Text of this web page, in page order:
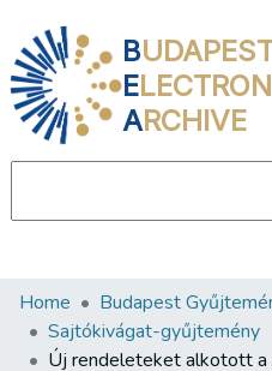
B
E
ARCHIVE
Communities & Collections
All of DSpace
Home Budapest
Sajtókivágat-gyűjtemény